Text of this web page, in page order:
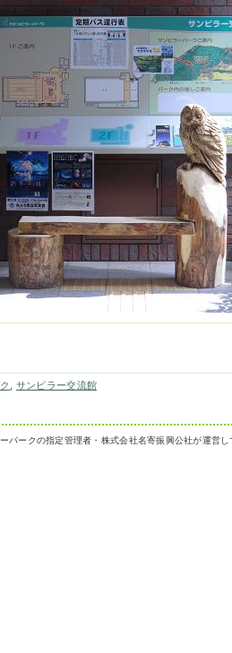
サンピラー交流館
パークの指定管理者・株式会社名寄振興公社が運営